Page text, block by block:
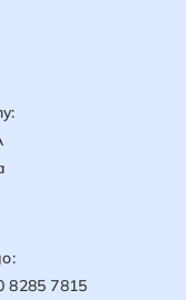
8285 7815